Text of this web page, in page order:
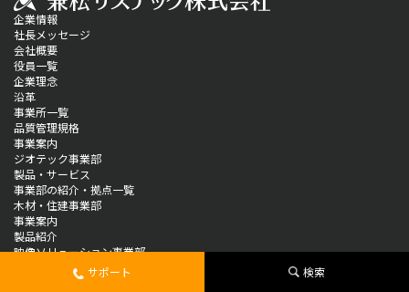
企業情報
社長メッセージ
会社概要
役員一覧
企業理念
沿革
事業所一覧
品質管理規格
事業案内
ジオテック事業部
製品・サービス
事業部の紹介・拠点一覧
木材・住建事業部
事業案内
製品紹介
映像ソリューション事業部
ソリューション
サポート 検索